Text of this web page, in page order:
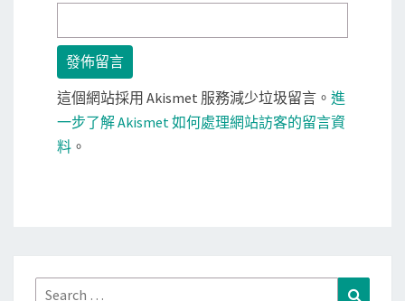
這個網站採用 Akismet 服務減少垃圾留言。 進
一步了解 Akismet 如何處理網站訪客的留言資
料 。
Search